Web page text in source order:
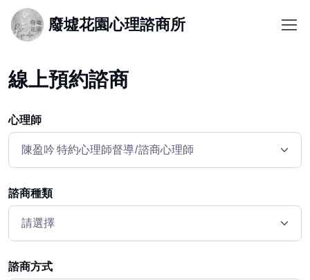
廢墟花園心理諮商所
線上預約諮商
心理師
諮商種類
諮商方式